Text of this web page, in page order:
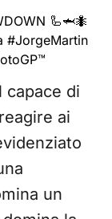
🦾🦈🐜
#JorgeMartin
capace di
ai
un